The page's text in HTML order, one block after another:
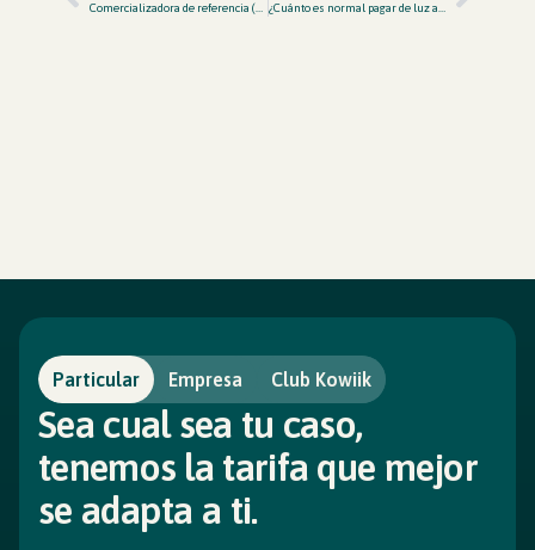
Comercializadora de referencia (CUR) en 2026: qué es, cuál te toca y cuándo te conviene ¿Cuánto es normal pagar de luz al mes en 2026? (con datos reales)
Particular Empresa Club Kowiik
Sea cual sea tu caso,
tenemos la tarifa que mejor
se adapta a ti.